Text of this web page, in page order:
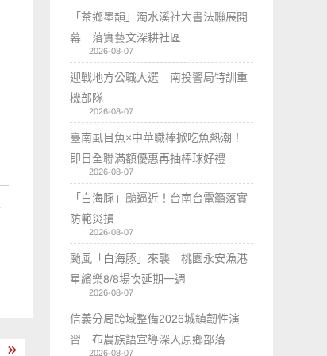
「茶鄉墨韻」濁水溪社大書法聯展開
幕 落實藝文深耕社區
2026-08-07
迎戰地方公職大選 南投警局特訓重
機部隊
2026-08-07
臺南虱目魚×中華職棒掀吃魚熱潮！
即日全聯滿額優惠再抽棒球好禮
2026-08-07
「白海豚」颱逼近！台南台電籲落實
防範災損
2026-08-07
颱風「白海豚」來襲 桃園永安漁港
星繽樂8/8場次延期一週
2026-08-07
信義分局跨域整備2026城鎮韌性演
習 布農族語宣導深入原鄉部落
2026-08-07